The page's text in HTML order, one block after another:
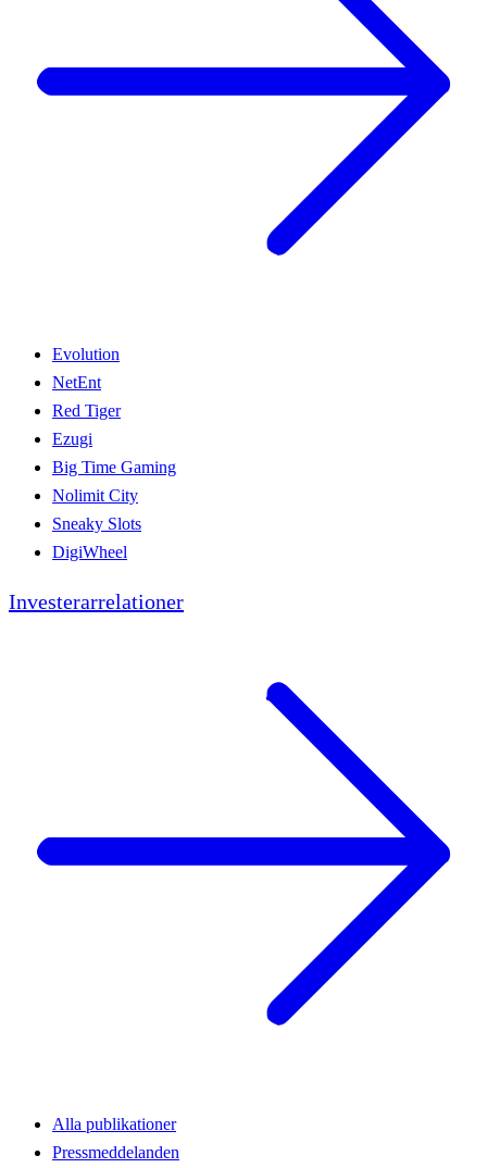
Evolution
NetEnt
Red Tiger
Ezugi
Big Time Gaming
Nolimit City
Sneaky Slots
DigiWheel
Investerarrelationer
Alla publikationer
Pressmeddelanden